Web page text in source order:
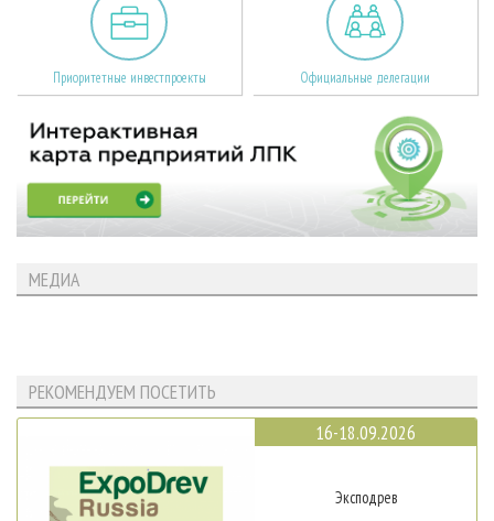
Приоритетные инвестпроекты Официальные делегации
МЕДИА
РЕКОМЕНДУЕМ ПОСЕТИТЬ
16-18.09.2026
Эксподрев